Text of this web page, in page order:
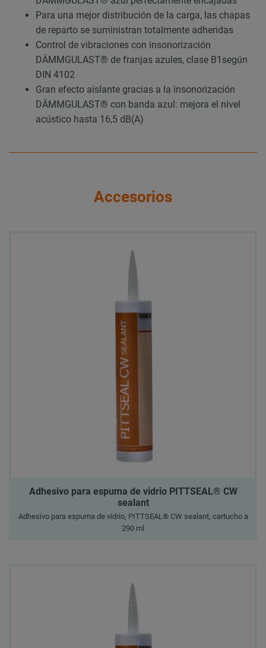
Para una mejor distribución de la carga, las chapas
de reparto se suministran totalmente adheridas
Control de vibraciones con insonorización
DÄMMGULAST® de franjas azules, clase B1según
DIN 4102
Gran efecto aislante gracias a la insonorización
DÄMMGULAST® con banda azul: mejora el nivel
acústico hasta 16,5 dB(A)
Accesorios
Adhesivo para espuma de vidrio PITTSEAL® CW
sealant
Adhesivo para espuma de vidrio, PITTSEAL® CW sealant, cartucho a
290 ml